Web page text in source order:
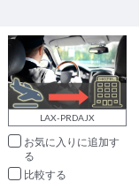
LAX-PRDAJX
お気に入りに追加
比較